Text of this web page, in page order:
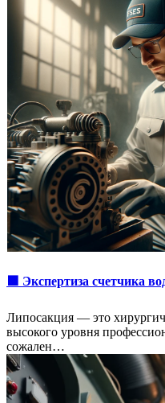
🟩 Экспертиза счетчика
Липосакция — это
высокого уровня
сожален…